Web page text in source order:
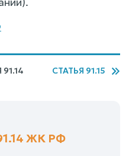
СТАТЬЯ 91.15
ЖК РФ